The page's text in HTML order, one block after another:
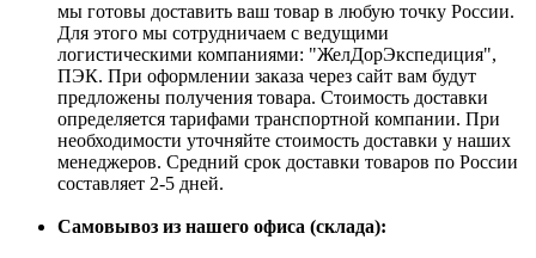
мы готовы доставить ваш товар в любую точку России.
Для этого мы сотрудничаем с ведущими
логистическими компаниями: "ЖелДорЭкспедиция",
ПЭК. При оформлении заказа через сайт вам будут
предложены получения товара. Стоимость доставки
определяется тарифами транспортной компании. При
необходимости уточняйте стоимость доставки у наших
менеджеров. Средний срок доставки товаров по России
составляет 2-5 дней.
Самовывоз из нашего офиса (склада):